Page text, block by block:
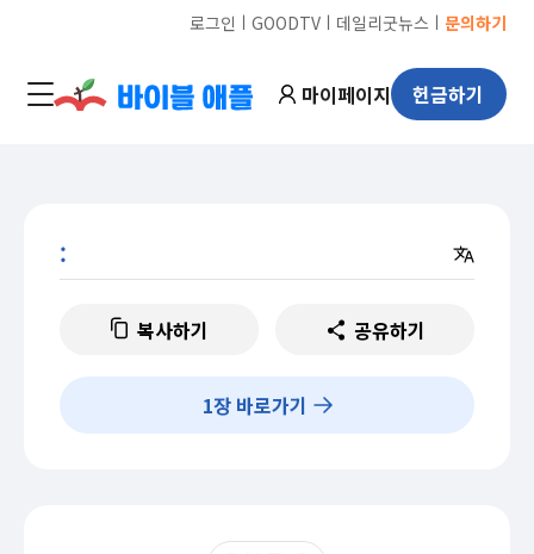
로그인 ㅣ GOODTVㅣ 데일리굿뉴스 ㅣ 문의하기
마이페이지 헌금하기
:
복사하기 공유하기
1장 바로가기